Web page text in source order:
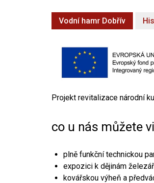
Vodní hamr Dobřív
Projekt revitalizace národní
co u nás můžete
plně funkční technickou
expozici k dějinám
kovářskou výheň a